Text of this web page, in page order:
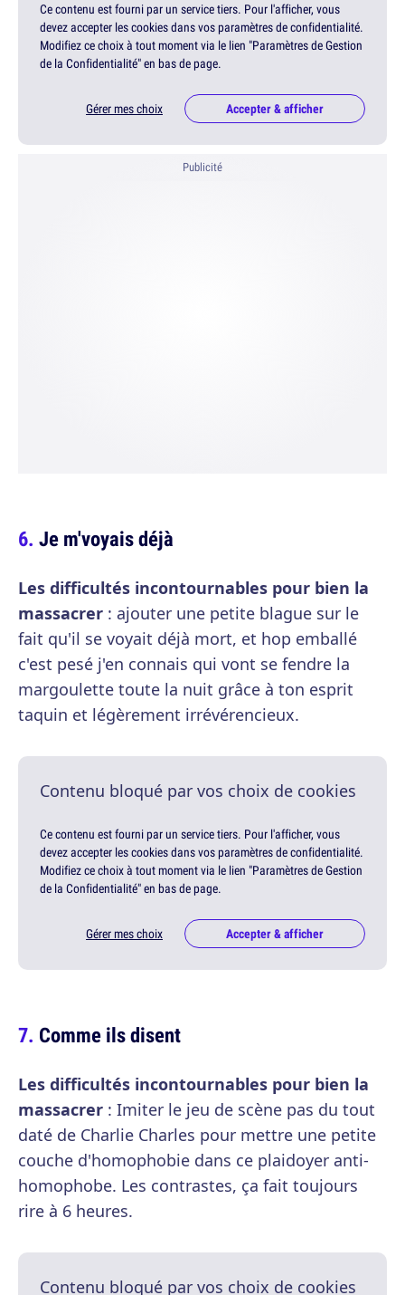
Ce contenu est fourni par un service tiers. Pour l'afficher, vous
devez accepter les cookies dans vos paramètres de confidentialité.
Modifiez ce choix à tout moment via le lien "Paramètres de Gestion
de la Confidentialité" en bas de page.
Gérer mes choix Accepter & afficher
Publicité
Je m'voyais déjà
Les difficultés incontournables pour bien la
massacrer : ajouter une petite blague sur le
fait qu'il se voyait déjà mort, et hop emballé
c'est pesé j'en connais qui vont se fendre la
margoulette toute la nuit grâce à ton esprit
taquin et légèrement irrévérencieux.
Contenu bloqué par vos choix de cookies
Ce contenu est fourni par un service tiers. Pour l'afficher, vous
devez accepter les cookies dans vos paramètres de confidentialité.
Modifiez ce choix à tout moment via le lien "Paramètres de Gestion
de la Confidentialité" en bas de page.
Gérer mes choix Accepter & afficher
Comme ils disent
Les difficultés incontournables pour bien la
massacrer : Imiter le jeu de scène pas du tout
daté de Charlie Charles pour mettre une petite
couche d'homophobie dans ce plaidoyer anti-
homophobe. Les contrastes, ça fait toujours
rire à 6 heures.
Contenu bloqué par vos choix de cookies